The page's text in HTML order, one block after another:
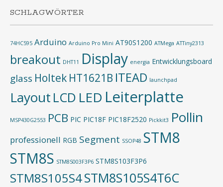
SCHLAGWÖRTER
74HC595 Arduino Arduino Pro Mini AT90S1200 ATMega ATTiny2313
breakout DHT11 Display energia Entwicklungsboard
glass Holtek HT1621B ITEAD launchpad
Layout LCD LED Leiterplatte
MSP430G2553 PCB PIC PIC18F PIC18F2520 Pickkit3 Pollin
professionell RGB Segment SSOP48 STM8
STM8S STM8S003F3P6 STM8S103F3P6
STM8S105S4STM8S105S4T6C